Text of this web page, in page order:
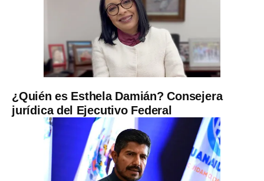
¿Quién es Esthela Damián? Consejera
jurídica del Ejecutivo Federal